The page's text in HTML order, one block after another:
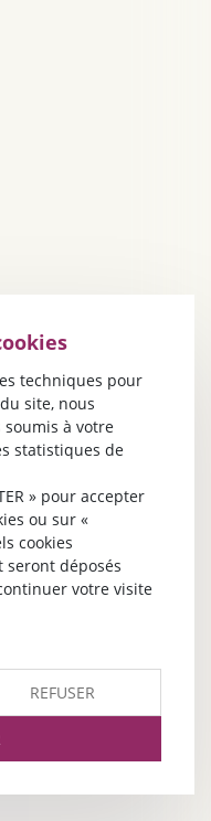
techniques pour
site, nous
soumis à votre
statistiques de
» pour accepter
ou sur «
cookies
seront déposés
votre visite
REFUSER